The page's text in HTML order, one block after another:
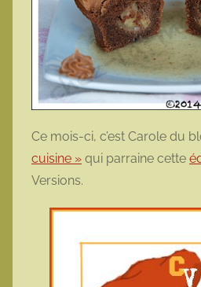
Ce mois-ci, c’est Carole du
cuisine » qui parraine cette
Versions.